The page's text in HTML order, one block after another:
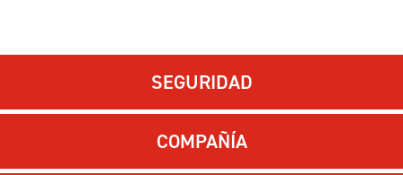
SEGURIDAD
COMPAÑÍA